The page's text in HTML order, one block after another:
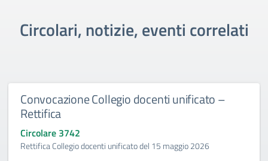
Circolari, notizie, eventi correlati
Convocazione Collegio docenti unificato –
Rettifica
Circolare 3742
Rettifica Collegio docenti unificato del 15 maggio 2026